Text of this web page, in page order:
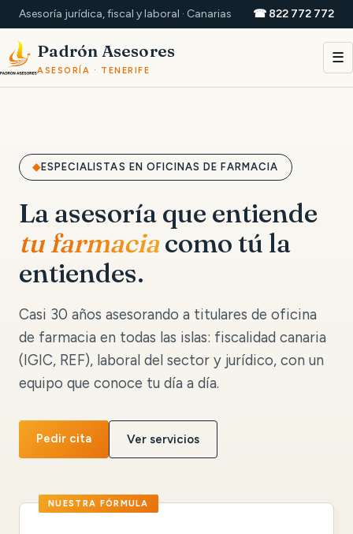
Asesoría jurídica, fiscal y laboral · Canarias ☎ 822 772 772
Padrón Asesores
ASESORÍA · TENERIFE
☰
ESPECIALISTAS EN OFICINAS DE FARMACIA
La asesoría que entiende
tu farmaciacomo tú la
entiendes.
Casi 30 años asesorando a titulares de oficina
de farmacia en todas las islas: fiscalidad canaria
(IGIC, REF), laboral del sector y jurídico, con un
equipo que conoce tu día a día.
Pedir cita Ver servicios